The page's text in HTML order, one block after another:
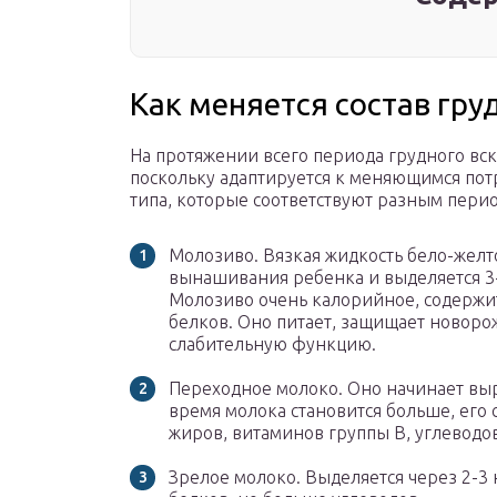
Как меняется состав
На протяжении всего периода грудного
поскольку адаптируется к меняющимся
типа, которые соответствуют разным
Молозиво. Вязкая жидкость бело-
вынашивания ребенка и выделяется
Молозиво очень калорийное,
белков. Оно питает, защищает
слабительную функцию.
Переходное молоко. Оно начинает
время молока становится больше, его
жиров, витаминов группы B,
Зрелое молоко. Выделяется через 2-